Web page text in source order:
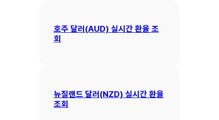
호주 달러(AUD) 실시간 환율 조
회
뉴질랜드 달러(NZD) 실시간 환율
조회